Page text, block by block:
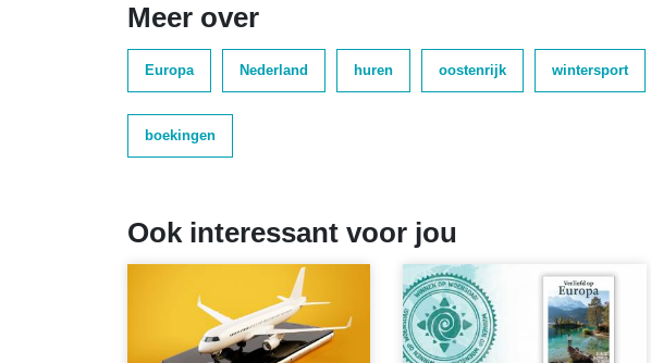
Meer over
Europa Nederland huren oostenrijk wintersport
boekingen
Ook interessant voor jou